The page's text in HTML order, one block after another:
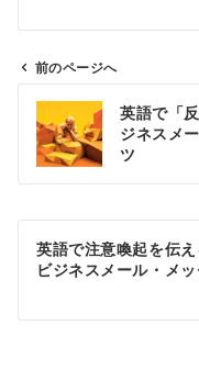
ビ
ン
前のページへ
英語で「
ジネスメ
ツ
英語で注意喚起を伝
ビジネスメール・メ